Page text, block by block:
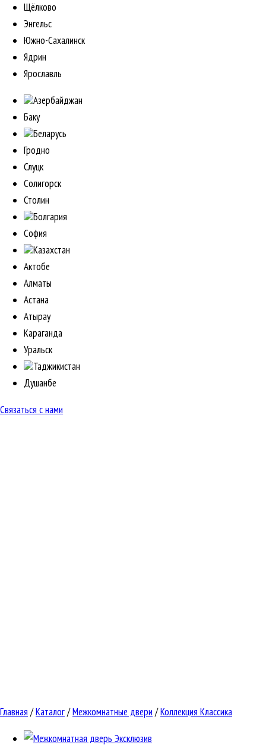
Щёлково
Энгельс
Южно-Сахалинск
Ядрин
Ярославль
Азербайджан
Баку
Беларусь
Гродно
Слуцк
Солигорск
Столин
Болгария
София
Казахстан
Актобе
Алматы
Астана
Атырау
Караганда
Уральск
Таджикистан
Душанбе
Связаться с нами
Главная /Каталог/Межкомнатные двери /Коллекция Классика